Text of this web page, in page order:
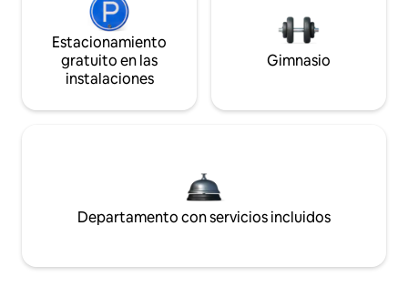
Estacionamiento
gratuito en las
instalaciones
Gimnasio
Departamento con servicios incluidos